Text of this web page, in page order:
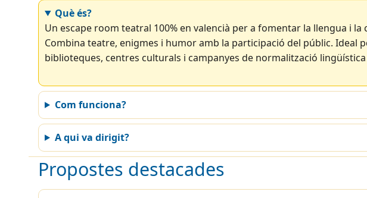
Què és?
Un escape room teatral 100% en valencià per a fomentar la llengua i la
Combina teatre, enigmes i humor amb la participació del públic. Ideal
biblioteques, centres culturals i campanyes de normalització lingüística
Com funciona?
A qui va dirigit?
Propostes destacades